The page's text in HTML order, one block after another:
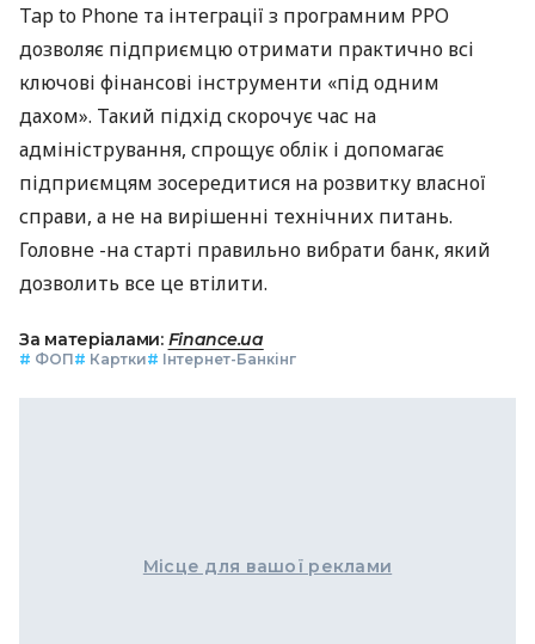
Tap to Phone та інтеграції з програмним РРО
дозволяє підприємцю отримати практично всі
ключові фінансові інструменти «під одним
дахом». Такий підхід скорочує час на
адміністрування, спрощує облік і допомагає
підприємцям зосередитися на розвитку власної
справи, а не на вирішенні технічних питань.
Головне -на старті правильно вибрати банк, який
дозволить все це втілити.
За матеріалами: Finance.ua
# ФОП# Картки# Інтернет-Банкінг
Місце для вашої реклами